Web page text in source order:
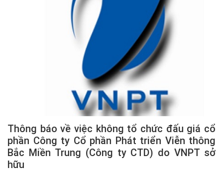
Thông báo về việc không tổ chức đấu giá cổ
phần Công ty Cổ phần Phát triển Viễn thông
Bắc Miền Trung (Công ty CTD) do VNPT sở
hữu